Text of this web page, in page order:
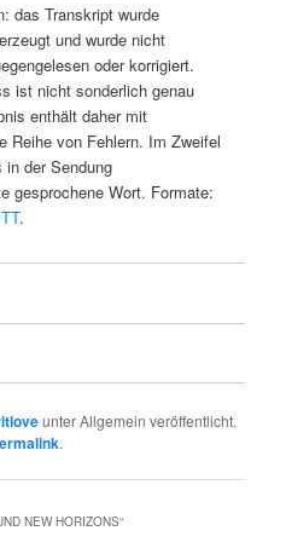
das Transkript wurde
und wurde nicht
oder korrigiert.
ist nicht sonderlich genau
enthält daher mit
Reihe von Fehlern. Im Zweifel
der Sendung
gesprochene Wort. Formate:
.
unter Allgemein veröffentlicht.
.
NEW HORIZONS“